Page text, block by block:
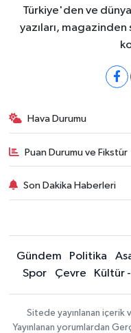
Türkiye'den ve
yazıları,
Hava Durumu
Puan Durumu ve Fikstür
Son Dakika Haberleri
Gündem Politika
Spor
Çevre Kültür
Sitede yayınlanan içerik
Yayınlanan yorumlardan